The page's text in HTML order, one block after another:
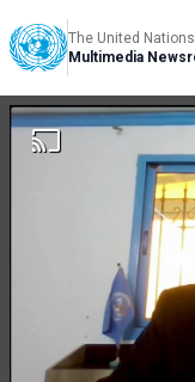
The United
Multimedia